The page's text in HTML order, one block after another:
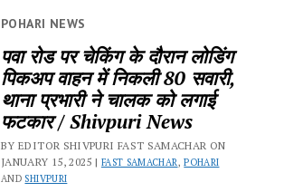
POHARI NEWS
पवा रोड पर चेकिंग के दौरान लोडिंग
पिकअप वाहन में निकली 80 सवारी,
थाना प्रभारी ने चालक को लगाई
फटकार / Shivpuri News
BY EDITOR SHIVPURI FAST SAMACHAR ON
JANUARY 15, 2025 | FAST SAMACHAR,POHARI
AND SHIVPURI